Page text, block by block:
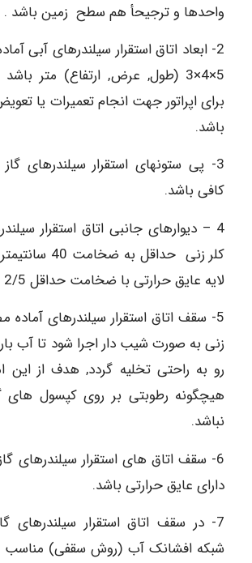
واحدها و ترجیحأ هم سطح زمین باشد .
2- ابعاد اتاق استقرار سیلندرهای آبی
5×4×3 (طول, عرض, ارتفاع) متر
برای اپراتور جهت انجام تعمیرات یا
باشد.
3- پی ستونهای استقرار سیلندرهای
کافی باشد.
4 – دیوارهای جانبی اتاق استقرار
کلر زنی حداقل
لایه عایق حرارتی با ضخامت حداقل 2/5 سانتیمتر گردد.
5- سقف اتاق استقرار سیلندرهای آماده
زنی به صورت شیب دار اجرا شود تا آب
رو به راحتی تخلیه گردد, هدف از
هیچگونه رطوبتی بر روی کپسول های
نباشد.
6- سقف اتاق های استقرار سیلندرهای
دارای عایق حرارتی باشد.
7- در سقف اتاق استقرار سیلندرهای
شبکه افشانک آب (روش سقفی) مناسب